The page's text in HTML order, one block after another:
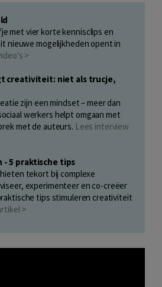
met vier korte kennisclips en
nieuwe mogelijkheden opent in
>
creativiteit: niet als trucje,
zijn een mindset – meer dan
werkers helpt omgaan met
met de auteurs. Lees interview
5 praktische tips
tekort bij complexe
experimenteer en co-creëer
tips stimuleren creativiteit
>